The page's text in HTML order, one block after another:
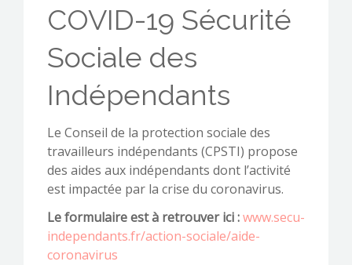
COVID-19 Sécurité
Sociale des
Indépendants
Le Conseil de la protection sociale des
travailleurs indépendants (CPSTI) propose
des aides aux indépendants dont l’activité
est impactée par la crise du coronavirus.
Le formulaire est à retrouver ici :www.secu-
independants.fr/action-sociale/aide-
coronavirus